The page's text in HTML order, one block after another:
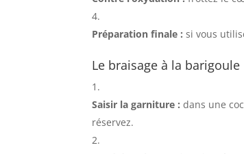
Préparation finale : si vous
Le braisage à la barigoule
Saisir la garniture : dans une
réservez.